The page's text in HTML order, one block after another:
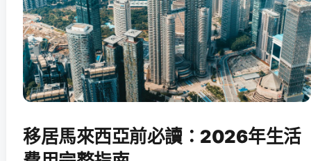
移居馬來西亞前必讀：2026年生活